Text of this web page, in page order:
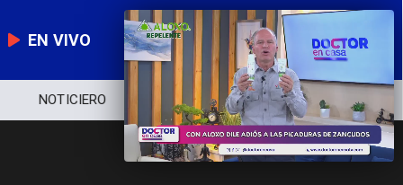
EN VIVO
NOTICIERO POLÍTICA ECONOMÍA